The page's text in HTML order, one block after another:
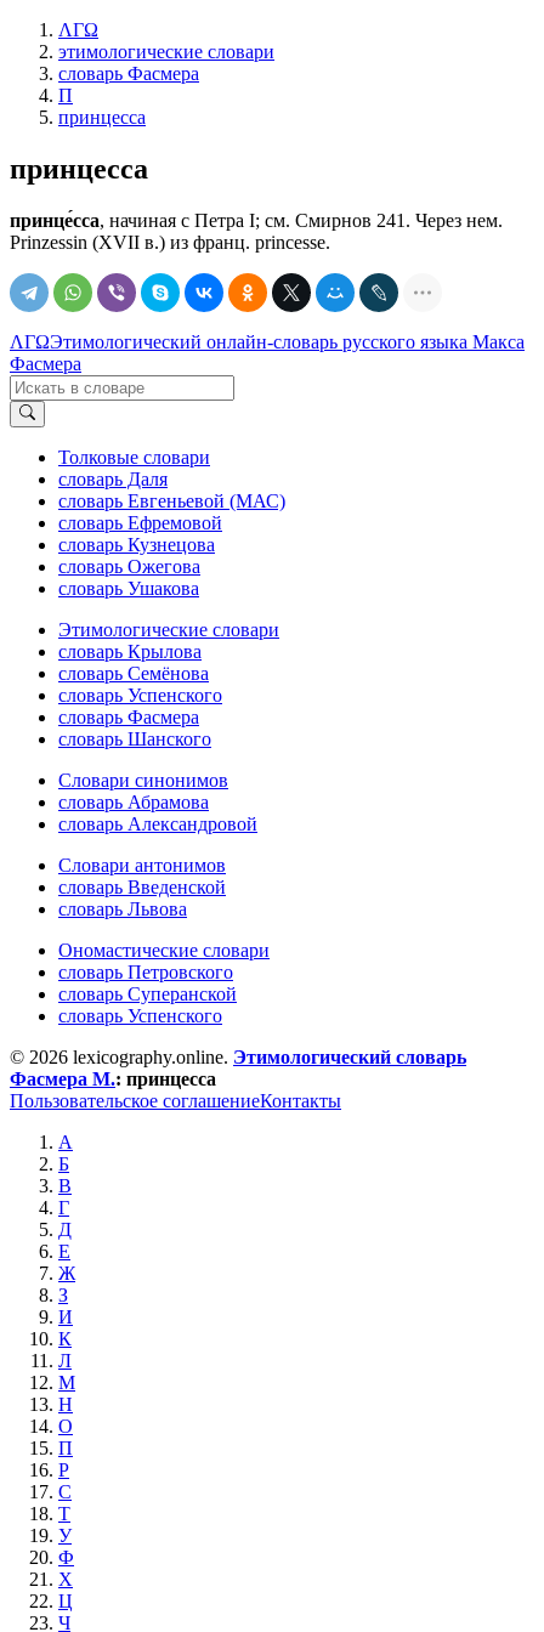
ΛΓΩ
этимологические словари
словарь Фасмера
П
принцесса
принцесса
принце́сса, начиная с Петра I; см. Смирнов 241. Через нем.
Prinzessin (XVII в.) из франц. princesse.
ΛΓΩЭтимологический онлайн-словарь русского языка Макса
Фасмера
Толковые словари
словарь Даля
словарь Евгеньевой (МАС)
словарь Ефремовой
словарь Кузнецова
словарь Ожегова
словарь Ушакова
Этимологические словари
словарь Крылова
словарь Семёнова
словарь Успенского
словарь Фасмера
словарь Шанского
Словари синонимов
словарь Абрамова
словарь Александровой
Словари антонимов
словарь Введенской
словарь Львова
Ономастические словари
словарь Петровского
словарь Суперанской
словарь Успенского
© 2026 lexicography.online. Этимологический словарь
Фасмера М.: принцесса
Пользовательское соглашениеКонтакты
А
Б
В
Г
Д
Е
Ж
З
И
К
Л
М
Н
О
П
Р
С
Т
У
Ф
Х
Ц
Ч